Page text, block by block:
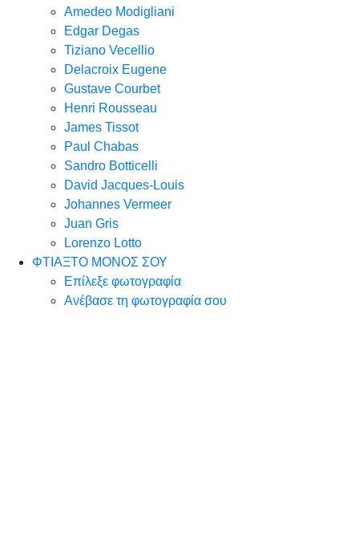
Amedeo Modigliani
Edgar Degas
Tiziano Vecellio
Delacroix Eugene
Gustave Courbet
Henri Rousseau
James Tissot
Paul Chabas
Sandro Botticelli
David Jacques-Louis
Johannes Vermeer
Juan Gris
Lorenzo Lotto
ΦΤΙΑΞΤΟ ΜΟΝΟΣ ΣΟΥ
Επίλεξε φωτογραφία
Ανέβασε τη φωτογραφία σου